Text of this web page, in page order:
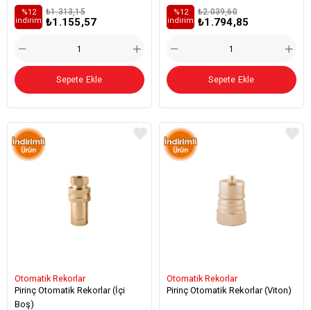
₺1.155,57
₺1.313,15
%12
i̇ndirim
Sepete Ekle
₺1.794,85
₺2.039,60
%12
i̇ndirim
Sepete Ekle
Otomatik Rekorlar
Pirinç Otomatik Rekorlar (İçi
Boş)
Otomatik Rekorlar
Pirinç Otomatik Rekorlar (Viton)